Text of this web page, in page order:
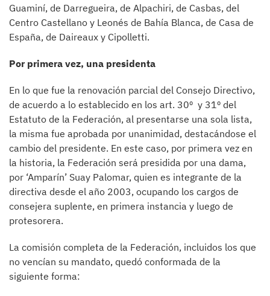
Guaminí, de Darregueira, de Alpachiri, de Casbas, del
Centro Castellano y Leonés de Bahía Blanca, de Casa de
España, de Daireaux y Cipolletti.
Por primera vez, una presidenta
En lo que fue la renovación parcial del Consejo Directivo,
de acuerdo a lo establecido en los art. 30º y 31º del
Estatuto de la Federación, al presentarse una sola lista,
la misma fue aprobada por unanimidad, destacándose el
cambio del presidente. En este caso, por primera vez en
la historia, la Federación será presidida por una dama,
por ‘Amparín’ Suay Palomar, quien es integrante de la
directiva desde el año 2003, ocupando los cargos de
consejera suplente, en primera instancia y luego de
protesorera.
La comisión completa de la Federación, incluidos los que
no vencían su mandato, quedó conformada de la
siguiente forma: